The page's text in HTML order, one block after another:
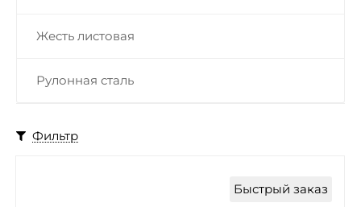
Жесть листовая
Рулонная сталь
Фильтр
Быстрый заказ